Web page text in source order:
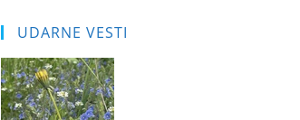
UDARNE VESTI